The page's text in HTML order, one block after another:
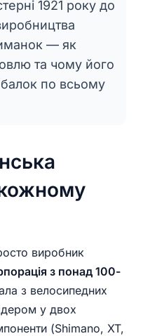
1921 року до
— як
та чому його
по всьому
виробник
з понад 100-
з велосипедних
у двох
(Shimano, XT,